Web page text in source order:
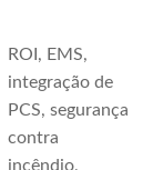
ROI, EMS,
integração de
PCS, segurança
contra
incêndio,